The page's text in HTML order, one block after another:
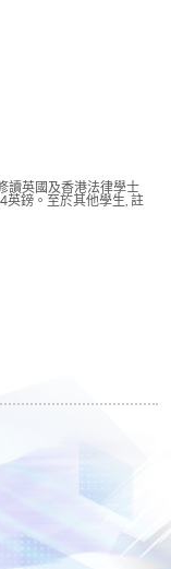
讀英國及香港法律學士
英鎊。至於其他學生, 註